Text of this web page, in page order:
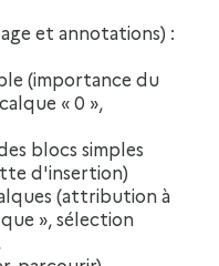
et annotations) :
(importance du
« 0 »,
blocs simples
d'insertion)
(attribution à
», sélection